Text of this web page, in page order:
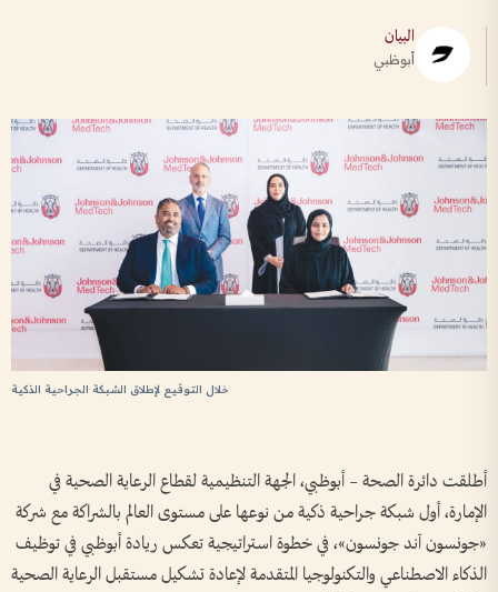
البيان
أبوظبي
خلال التوقيع لإطلاق الشبكة الجراحية الذكية
أطلقت دائرة الصحة – أبوظبي، الجهة التنظيمية لقطاع الرعاية الصحية في
الإمارة، أول شبكة جراحية ذكية من نوعها على مستوى العالم بالشراكة مع شركة
«جونسون آند جونسون»، في خطوة استراتيجية تعكس ريادة أبوظبي في توظيف
الذكاء الاصطناعي والتكنولوجيا المتقدمة لإعادة تشكيل مستقبل الرعاية الصحية